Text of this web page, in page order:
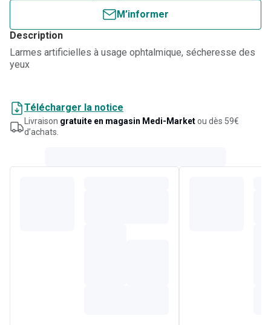
M’informer
Description
Larmes artificielles à usage ophtalmique, sécheresse des
yeux
Télécharger la notice
Livraison gratuite en magasin Medi-Marketou dès 59€
d’achats.